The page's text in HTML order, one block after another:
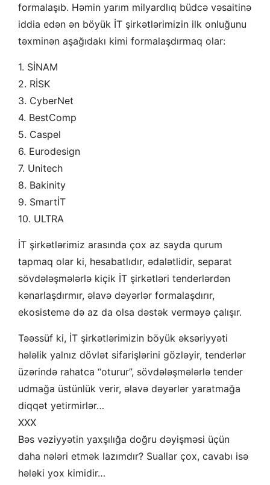
formalaşıb. Həmin yarım milyardlıq büdcə vəsaitinə
iddia edən ən böyük İT şirkətlərimizin ilk onluğunu
təxminən aşağıdakı kimi formalaşdırmaq olar:
1. SİNAM
2. RİSK
3. CyberNet
4. BestComp
5. Caspel
6. Eurodesign
7. Unitech
8. Bakinity
9. SmartİT
10. ULTRA
İT şirkətlərimiz arasında çox az sayda qurum
tapmaq olar ki, hesabatlıdır, ədalətlidir, separat
sövdələşmələrlə kiçik İT şirkətləri tenderlərdən
kənarlaşdırmır, əlavə dəyərlər formalaşdırır,
ekosistemə də az da olsa dəstək verməyə çalışır.
Təəssüf ki, İT şirkətlərimizin böyük əksəriyyəti
hələlik yalnız dövlət sifarişlərini gözləyir, tenderlər
üzərində rahatca “oturur”, sövdələşmələrlə tender
udmağa üstünlük verir, əlavə dəyərlər yaratmağa
diqqət yetirmirlər…
XXX
Bəs vəziyyətin yaxşılığa doğru dəyişməsi üçün
daha nələri etmək lazımdır? Suallar çox, cavabı isə
hələki yox kimidir…